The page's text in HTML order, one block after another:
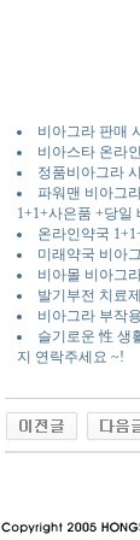
비아그라 판매
비아스타 온라
정품비아그라
파워맨 비아그
1+1+사은품 +당일
온라인약국
미래약국 비아
비아몰 비아그
발기부전 치료
비아그라 부작
슬기로운 性 생
지 연락주세요 ~!